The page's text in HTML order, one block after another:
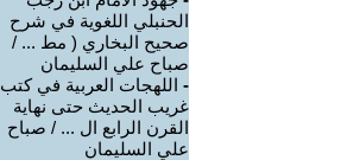
الحنبلي اللغوية في شرح
صحيح البخاري ( مط ... /
صباح علي السليمان
- اللهجات العربية في كتب
غريب الحديث حتى نهاية
القرن الرابع ال ... / صباح
علي السليمان